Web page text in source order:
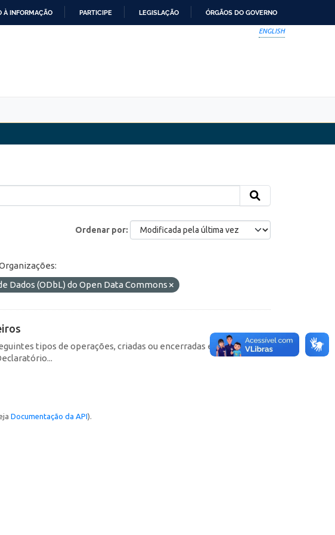
À INFORMAÇÃO PARTICIPE LEGISLAÇÃO ÓRGÃOS DO GOVERNO
ENGLISH
Ordenar por
Dados (ODbL) do Open Data Commons
tipos de operações, criadas ou encerradas em cada
Documentação da API).